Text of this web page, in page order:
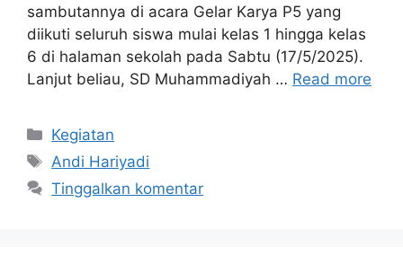
sambutannya di acara Gelar Karya P5 yang
diikuti seluruh siswa mulai kelas 1 hingga kelas
6 di halaman sekolah pada Sabtu (17/5/2025).
Lanjut beliau, SD Muhammadiyah … Read more
Kategori
Kegiatan
Tag
Andi Hariyadi
Tinggalkan komentar